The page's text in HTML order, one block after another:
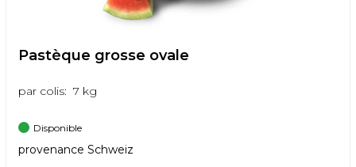
Pastèque grosse ovale
par colis: 7 kg
Disponible
provenance Schweiz